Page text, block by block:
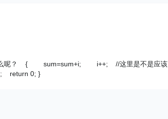
么呢？ { sum=sum+i; i++; //这里是不是应该
return 0; }